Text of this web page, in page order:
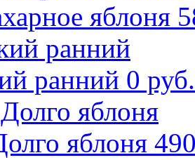
яблоня
ранний 0 руб.
яблоня